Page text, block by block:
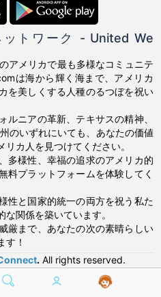
トワーク - United We
アメリカで最も多様なコミュニテ
は海から輝く海まで、アメリカ
を美しくする人種のるつぼを祝い
ルニアの革新、テキサスの精神、
のいずれにいても、あなたの価値
カ人を見つけてください。
多様性、幸福の追求のアメリカ的
料プラットフォームを体験してく
性と国家的統一の両方を祝う私た
関係を築いています。
厳まで、あなたの次の素晴らしい
す！
. All rights reserved.